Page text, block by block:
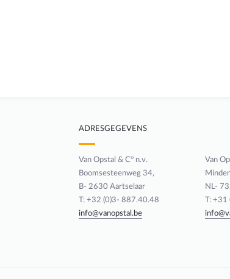
ADRESGEGEVENS
Van Opstal & C° n.v.
Boomsesteenweg 34,
B- 2630 Aartselaar
T: +32 (0)3- 887.40.48
info@vanopstal.be
Van
NL-
T: +31